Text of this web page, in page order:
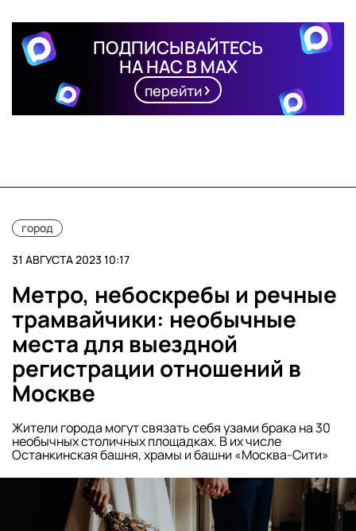
ПОДПИСЫВАЙТЕСЬ
НА НАС В MAX
перейти
город
31 АВГУСТА 2023 10:17
Метро, небоскребы и речные
трамвайчики: необычные
места для выездной
регистрации отношений в
Москве
Жители города могут связать себя узами брака на 30
необычных столичных площадках. В их числе
Останкинская башня, храмы и башни «Москва-Сити»